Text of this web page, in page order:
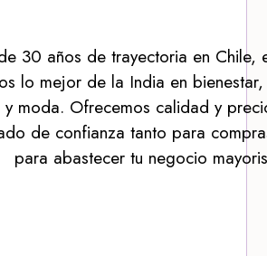
30 años de trayectoria en Chile,
lo mejor de la India en
moda. Ofrecemos calidad y
de confianza tanto para
para abastecer tu negocio